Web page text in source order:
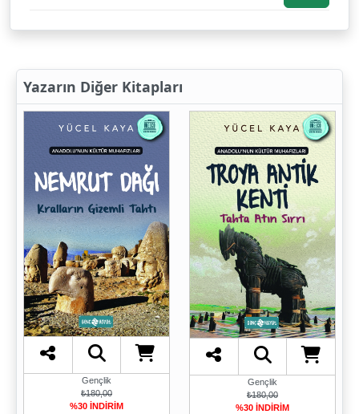
Yazarın Diğer Kitapları
Gençlik
₺180,00
%30 İNDİRİM
Gençlik
₺180,00
%30 İNDİRİM